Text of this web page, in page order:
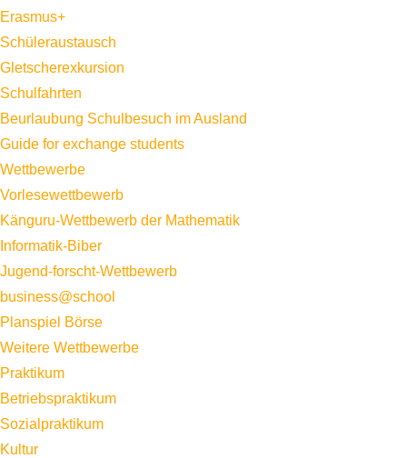
Erasmus+
Schüleraustausch
Gletscherexkursion
Schulfahrten
Beurlaubung Schulbesuch im Ausland
Guide for exchange students
Wettbewerbe
Vorlesewettbewerb
Känguru-Wettbewerb der Mathematik
Informatik-Biber
Jugend-forscht-Wettbewerb
business@school
Planspiel Börse
Weitere Wettbewerbe
Praktikum
Betriebspraktikum
Sozialpraktikum
Kultur